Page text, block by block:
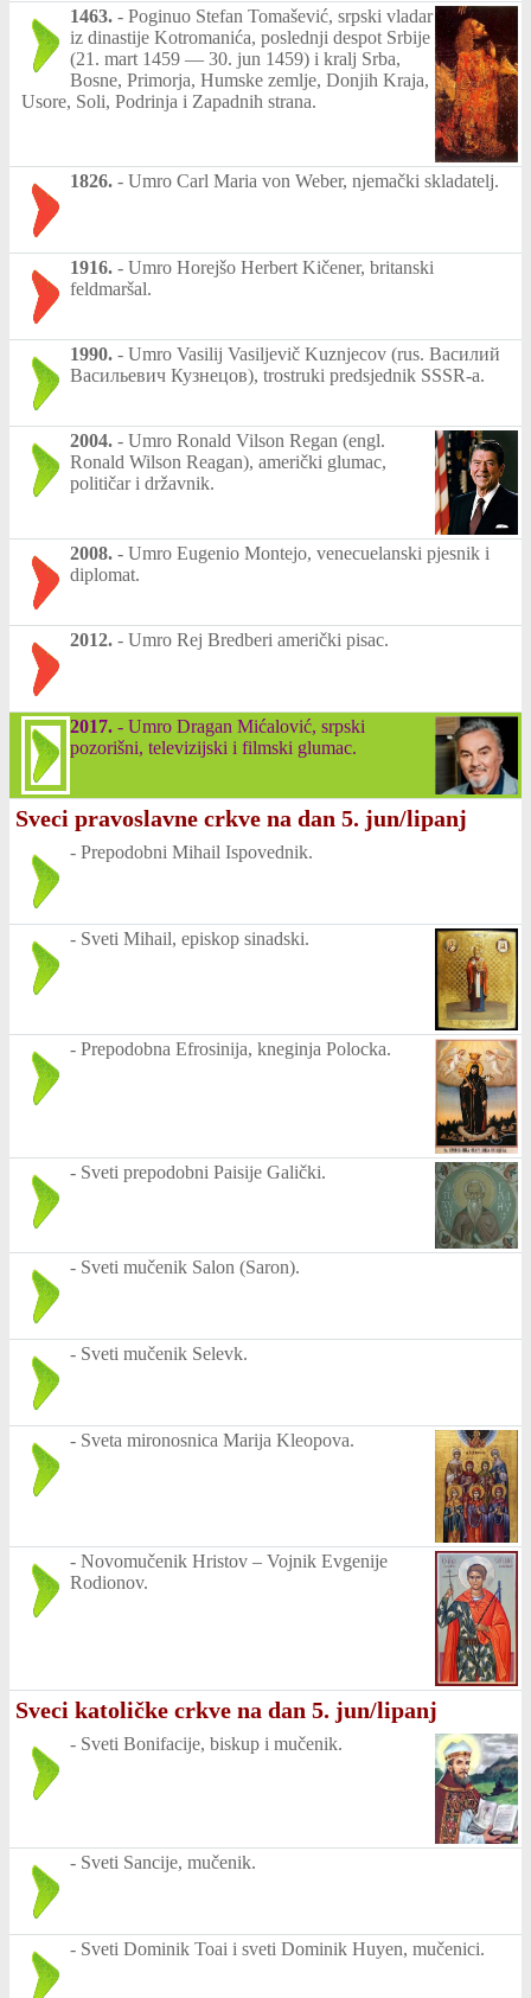
1463. - Poginuo Stefan Tomašević, srpski vladar
iz dinastije Kotromanića, poslednji despot Srbije
(21. mart 1459 — 30. jun 1459) i kralj Srba,
Bosne, Primorja, Humske zemlje, Donjih Kraja,
Usore, Soli, Podrinja i Zapadnih strana.
1826. - Umro Carl Maria von Weber, njemački skladatelj.
1916. - Umro Horejšo Herbert Kičener, britanski
feldmaršal.
1990. - Umro Vasilij Vasiljevič Kuznjecov (rus. Василий
Васильевич Кузнецов), trostruki predsjednik SSSR-a.
2004. - Umro Ronald Vilson Regan (engl.
Ronald Wilson Reagan), američki glumac,
političar i državnik.
2008. - Umro Eugenio Montejo, venecuelanski pjesnik i
diplomat.
2012. - Umro Rej Bredberi američki pisac.
2017. - Umro Dragan Mićalović, srpski
pozorišni, televizijski i filmski glumac.
Sveci pravoslavne crkve na dan 5. jun/lipanj
- Prepodobni Mihail Ispovednik.
- Sveti Mihail, episkop sinadski.
- Prepodobna Efrosinija, kneginja Polocka.
- Sveti prepodobni Paisije Galički.
- Sveti mučenik Salon (Saron).
- Sveti mučenik Selevk.
- Sveta mironosnica Marija Kleopova.
- Novomučenik Hristov – Vojnik Evgenije
Rodionov.
Sveci katoličke crkve na dan 5. jun/lipanj
- Sveti Bonifacije, biskup i mučenik.
- Sveti Sancije, mučenik.
- Sveti Dominik Toai i sveti Dominik Huyen, mučenici.